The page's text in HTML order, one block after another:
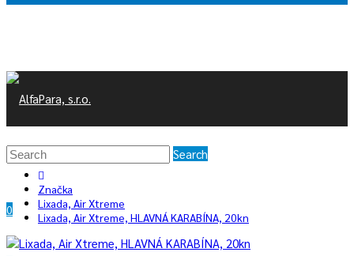
Search
0
Značka
Lixada, Air Xtreme
Lixada, Air Xtreme, HLAVNÁ KARABÍNA, 20kn